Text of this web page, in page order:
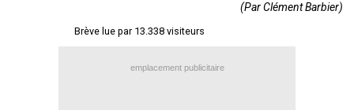
(Par Clément Barbier)
Brève lue par 13.338 visiteurs
emplacement publicitaire
Contact / Signaler un bug